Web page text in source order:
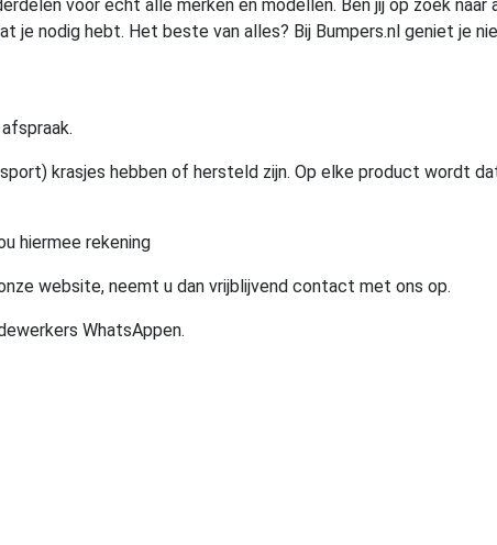
voor echt alle merken en modellen. Ben jij op zoek
je nodig hebt. Het beste van alles? Bij Bumpers.nl geniet je
krasjes hebben of hersteld zijn. Op elke product wordt
hiermee rekening
website, neemt u dan vrijblijvend contact met ons op.
WhatsAppen.